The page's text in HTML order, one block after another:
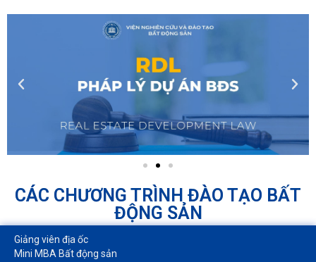
CÁC CHƯƠNG TRÌNH ĐÀO TẠO BẤT
ĐỘNG SẢN
Giảng viên địa ốc
Mini MBA Bất động sản